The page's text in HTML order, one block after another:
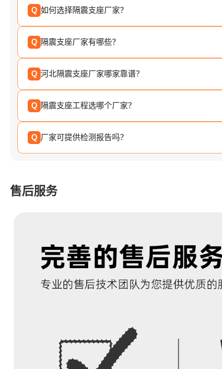
Q 如何选择隔震支座厂家？
Q 隔震支座厂家有哪些？
Q 河北隔震支座厂家哪家靠谱？
Q 隔震支座工程选哪个厂家？
Q 厂家可提供检测报告吗？
售后服务